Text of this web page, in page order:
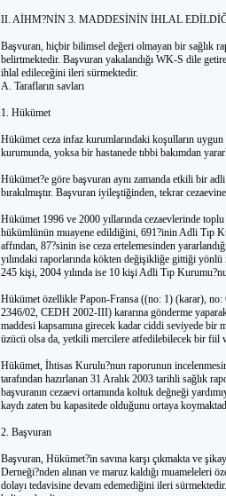
II. AİHM?NİN 3. MADDESİNİN İHLAL
Başvuran, hiçbir bilimsel değeri olmayan bir sağlık
belirtmektedir. Başvuran yakalandığı WK-S dile
ihlal edileceğini ileri sürmektedir.
A. Tarafların savları
1. Hükümet
Hükümet ceza infaz kurumlarındaki koşulların
kurumunda, yoksa bir hastanede tıbbi bakımdan
Hükümet?e göre başvuran aynı zamanda etkili bir
bırakılmıştır. Başvuran iyileştiğinden, tekrar
Hükümet 1996 ve 2000 yıllarında cezaevlerinde
hükümlünün muayene edildiğini, 691?inin Adli Tıp
affından, 87?sinin ise ceza ertelemesinden
yılındaki raporlarında kökten değişikliğe gittiği
245 kişi, 2004 yılında ise 10 kişi Adli Tıp
Hükümet özellikle Papon-Fransa ((no: 1) (karar),
2346/02, CEDH 2002-III) kararına gönderme
maddesi kapsamına girecek kadar ciddi seviyede
üzücü olsa da, yetkili mercilere atfedilebilecek bir fiil
Hükümet, İhtisas Kurulu?nun raporunun
tarafından hazırlanan 31 Aralık 2003 tarihli sağlık
başvuranın cezaevi ortamında koltuk değneği
kaydı zaten bu kapasitede olduğunu ortaya
2. Başvuran
Başvuran, Hükümet?in savına karşı çıkmakta ve
Derneği?nden alınan ve maruz kaldığı muameleleri
dolayı tedavisine devam edemediğini ileri